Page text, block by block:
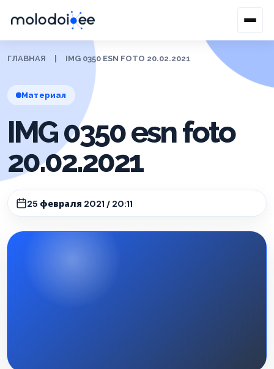
ГЛАВНАЯ IMG 0350 ESN FOTO 20.02.2021
Материал
IMG 0350 esn foto
20.02.2021
25 февраля 2021 / 20:11